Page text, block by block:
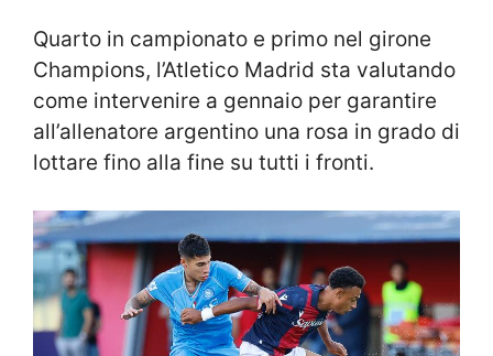
Quarto in campionato e primo nel girone
Champions, l’Atletico Madrid sta valutando
come intervenire a gennaio per garantire
all’allenatore argentino una rosa in grado di
lottare fino alla fine su tutti i fronti.